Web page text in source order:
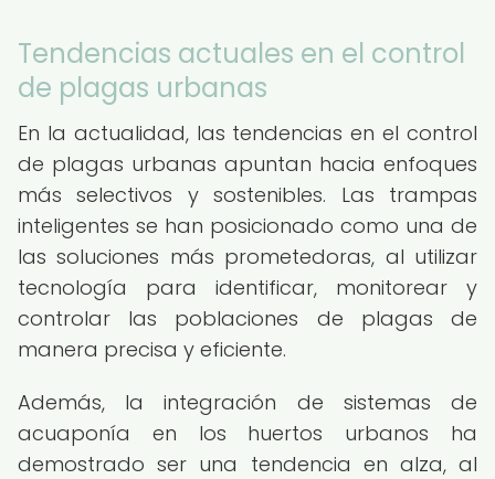
Tendencias actuales en el control
de plagas urbanas
En la actualidad, las tendencias en el control
de plagas urbanas apuntan hacia enfoques
más selectivos y sostenibles. Las trampas
inteligentes se han posicionado como una de
las soluciones más prometedoras, al utilizar
tecnología para identificar, monitorear y
controlar las poblaciones de plagas de
manera precisa y eficiente.
Además, la integración de sistemas de
acuaponía en los huertos urbanos ha
demostrado ser una tendencia en alza, al